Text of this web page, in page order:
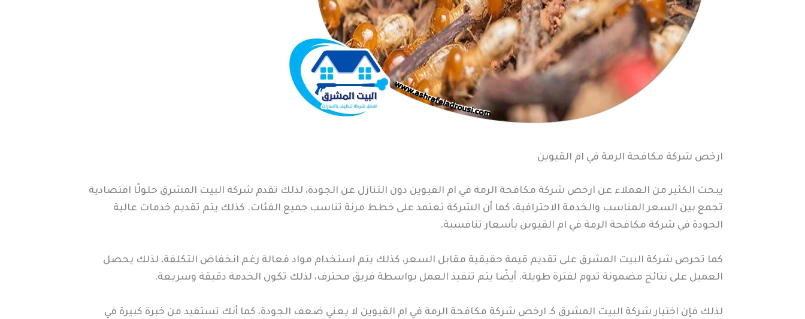
ارخص شركة مكافحة الرمة في ام القيوين
يبحث الكثير من العملاء عن ارخص شركة مكافحة الرمة في ام القيوين دون التنازل عن الجودة، لذلك تقدم شركة البيت المشرق حلولًا اقتصادية
تجمع بين السعر المناسب والخدمة الاحترافية، كما أن الشركة تعتمد على خطط مرنة تناسب جميع الفئات. كذلك يتم تقديم خدمات عالية
الجودة في شركة مكافحة الرمة في ام القيوين بأسعار تنافسية.
كما تحرص شركة البيت المشرق على تقديم قيمة حقيقية مقابل السعر، كذلك يتم استخدام مواد فعالة رغم انخفاض التكلفة، لذلك يحصل
العميل على نتائج مضمونة تدوم لفترة طويلة. أيضًا يتم تنفيذ العمل بواسطة فريق محترف، لذلك تكون الخدمة دقيقة وسريعة.
لذلك فإن اختيار شركة البيت المشرق كـ ارخص شركة مكافحة الرمة في ام القيوين لا يعني ضعف الجودة، كما أنك تستفيد من خبرة كبيرة في